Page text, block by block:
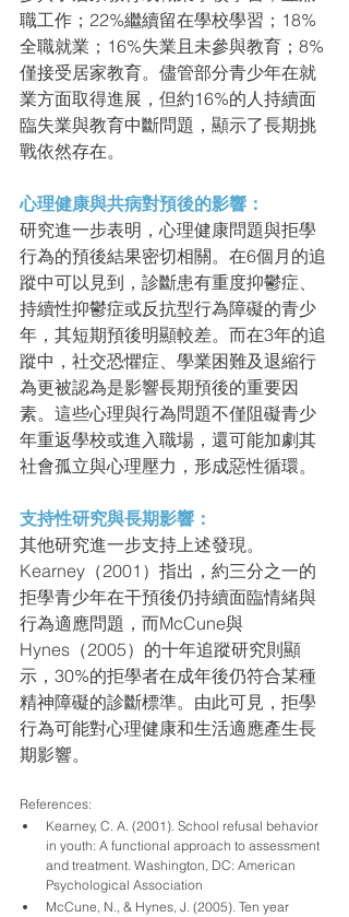
職工作；22%繼續留在學校學習；18%
全職就業；16%失業且未參與教育；8%
僅接受居家教育。儘管部分青少年在就
業方面取得進展，但約16%的人持續面
臨失業與教育中斷問題，顯示了長期挑
戰依然存在。
心理健康與共病對預後的影響：
研究進一步表明，心理健康問題與拒學
行為的預後結果密切相關。在6個月的追
蹤中可以見到，診斷患有重度抑鬱症、
持續性抑鬱症或反抗型行為障礙的青少
年，其短期預後明顯較差。而在3年的追
蹤中，社交恐懼症、學業困難及退縮行
為更被認為是影響長期預後的重要因
素。這些心理與行為問題不僅阻礙青少
年重返學校或進入職場，還可能加劇其
社會孤立與心理壓力，形成惡性循環。
支持性研究與長期影響：
其他研究進一步支持上述發現。
Kearney（2001）指出，約三分之一的
拒學青少年在干預後仍持續面臨情緒與
行為適應問題，而McCune與
Hynes（2005）的十年追蹤研究則顯
示，30%的拒學者在成年後仍符合某種
精神障礙的診斷標準。由此可見，拒學
行為可能對心理健康和生活適應產生長
期影響。
References:
Kearney, C. A. (2001). School refusal behavior
in youth: A functional approach to assessment
and treatment. Washington, DC: American
Psychological Association
McCune, N., & Hynes, J. (2005). Ten year